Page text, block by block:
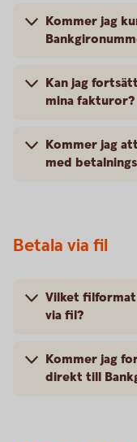
Kommer jag
Kan jag
mina fakturor?
Kommer jag
med
Betala via fil
Vilket filformat
via fil?
Kommer jag
direkt till